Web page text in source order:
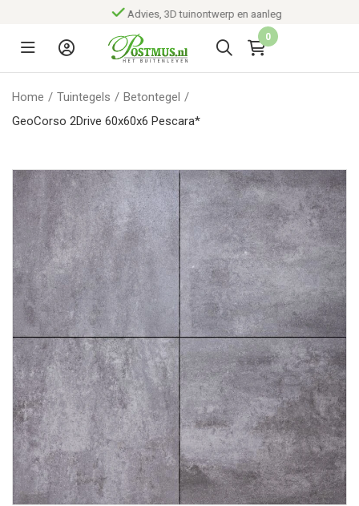
Advies, 3D tuinontwerp en aanleg
0
Home / Tuintegels / Betontegel /
GeoCorso 2Drive 60x60x6 Pescara*